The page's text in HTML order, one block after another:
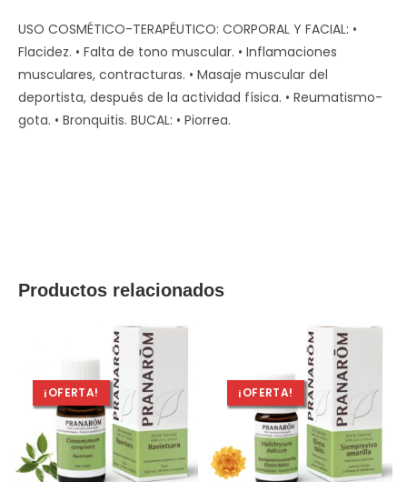
USO COSMÉTICO-TERAPÉUTICO: CORPORAL Y FACIAL: •
Flacidez. • Falta de tono muscular. • Inflamaciones
musculares, contracturas. • Masaje muscular del
deportista, después de la actividad física. • Reumatismo-
gota. • Bronquitis. BUCAL: • Piorrea.
Productos relacionados
¡OFERTA! ¡OFERTA!